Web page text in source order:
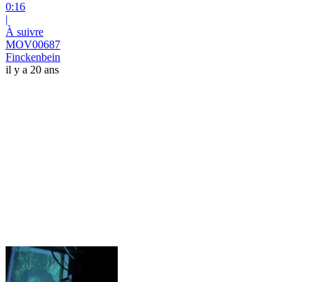
0:16
|
À suivre
MOV00687
Finckenbein
il y a 20 ans